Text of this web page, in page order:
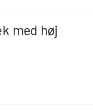
med høj